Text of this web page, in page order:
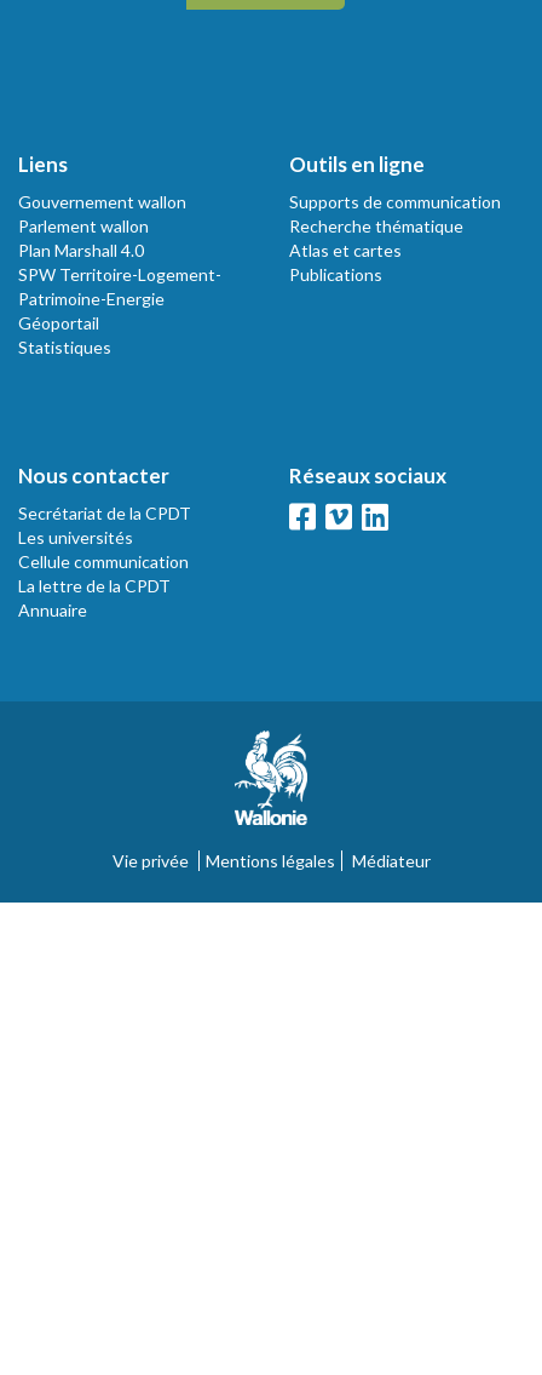
Liens
Gouvernement wallon
Parlement wallon
Plan Marshall 4.0
SPW Territoire-Logement-
Patrimoine-Energie
Géoportail
Statistiques
Outils en ligne
Supports de communication
Recherche thématique
Atlas et cartes
Publications
Nous contacter
Secrétariat de la CPDT
Les universités
Cellule communication
La lettre de la CPDT
Annuaire
Réseaux sociaux
Vie privée Mentions légales Médiateur